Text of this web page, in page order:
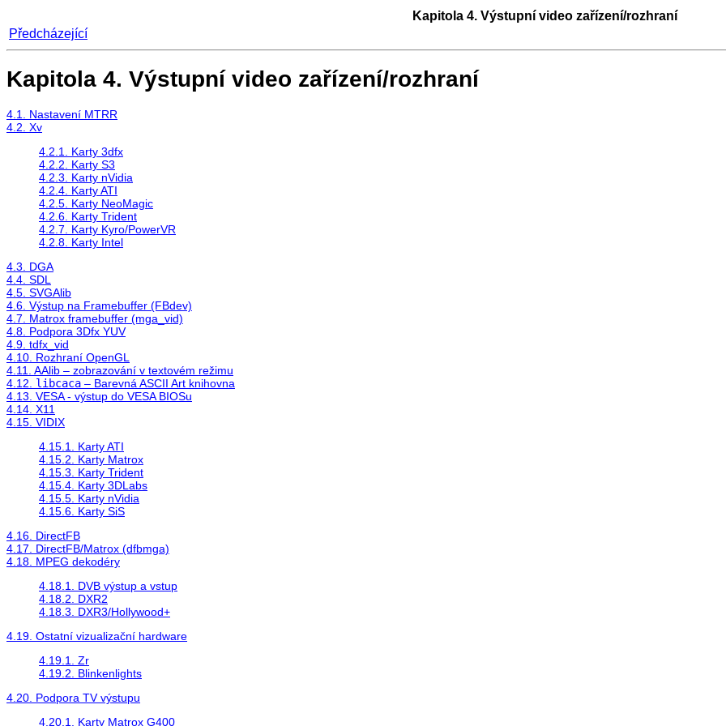
Kapitola 4. Výstupní video zařízení/rozhraní
Předcházející
Kapitola 4. Výstupní video zařízení/rozhraní
4.1. Nastavení MTRR
4.2. Xv
4.2.1. Karty 3dfx
4.2.2. Karty S3
4.2.3. Karty nVidia
4.2.4. Karty ATI
4.2.5. Karty NeoMagic
4.2.6. Karty Trident
4.2.7. Karty Kyro/PowerVR
4.2.8. Karty Intel
4.3. DGA
4.4. SDL
4.5. SVGAlib
4.6. Výstup na Framebuffer (FBdev)
4.7. Matrox framebuffer (mga_vid)
4.8. Podpora 3Dfx YUV
4.9. tdfx_vid
4.10. Rozhraní OpenGL
4.11. AAlib – zobrazování v textovém režimu
4.12. libcaca – Barevná ASCII Art knihovna
4.13. VESA - výstup do VESA BIOSu
4.14. X11
4.15. VIDIX
4.15.1. Karty ATI
4.15.2. Karty Matrox
4.15.3. Karty Trident
4.15.4. Karty 3DLabs
4.15.5. Karty nVidia
4.15.6. Karty SiS
4.16. DirectFB
4.17. DirectFB/Matrox (dfbmga)
4.18. MPEG dekodéry
4.18.1. DVB výstup a vstup
4.18.2. DXR2
4.18.3. DXR3/Hollywood+
4.19. Ostatní vizualizační hardware
4.19.1. Zr
4.19.2. Blinkenlights
4.20. Podpora TV výstupu
4.20.1. Karty Matrox G400